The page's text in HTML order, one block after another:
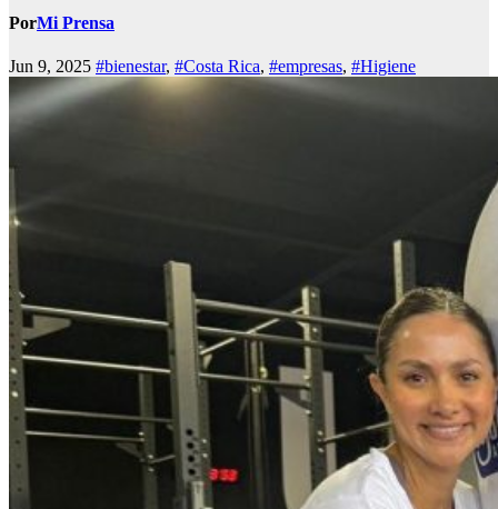
PorMi Prensa
Jun 9, 2025 #bienestar, #Costa Rica, #empresas, #Higiene